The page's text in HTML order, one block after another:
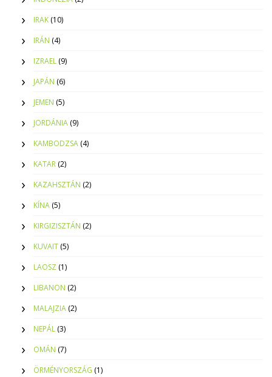
IRAK (10)
IRÁN (4)
IZRAEL (9)
JAPÁN (6)
JEMEN (5)
JORDÁNIA (9)
KAMBODZSA (4)
KATAR (2)
KAZAHSZTÁN (2)
KÍNA (5)
KIRGIZISZTÁN (2)
KUVAIT (5)
LAOSZ (1)
LIBANON (2)
MALAJZIA (2)
NEPÁL (3)
OMÁN (7)
ÖRMÉNYORSZÁG (1)